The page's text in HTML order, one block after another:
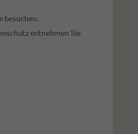
besuchen.
entnehmen Sie